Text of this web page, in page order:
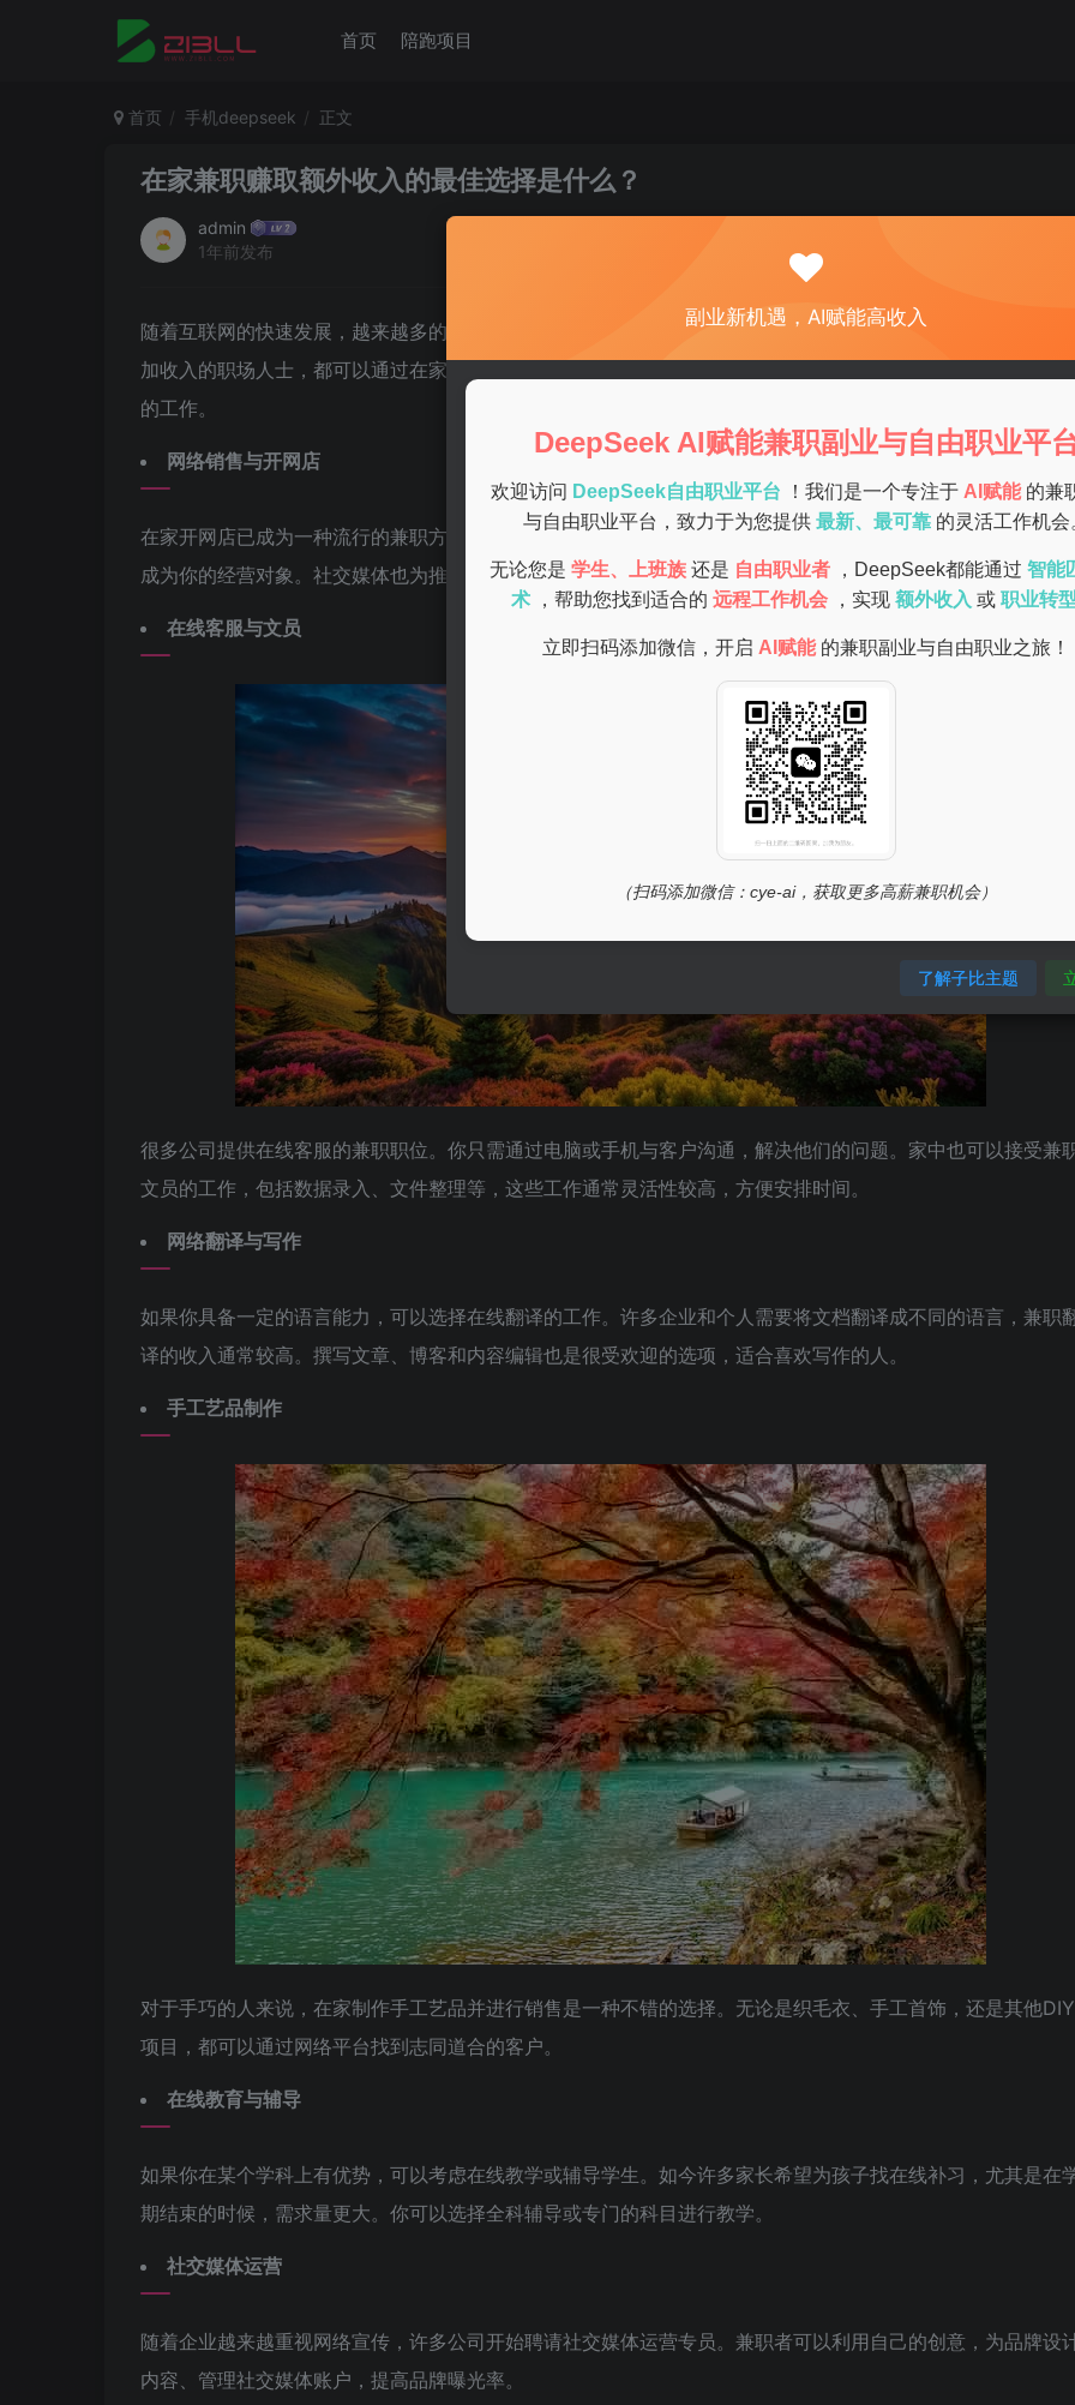
首页 陪跑项目
首页 手机deepseek 正文
在家兼职赚取额外收入的最佳选择是什么？
admin
1年前发布
随着互联网的快速发展，越来越多的人开始关注在家兼职的机会。无论是全职工作者、宝妈、学生，还是希望
加收入的职场人士，都可以通过在家兼职实现经济独立。以下是一些热门的在家兼职选择，帮助你找到适合自
的工作。
网络销售与开网店
在家开网店已成为一种流行的兼职方式。利用电商平台，你可以销售各种商品，从手工艺品到数码产品，都可
成为你的经营对象。社交媒体也为推广产品提供了广阔的空间，吸引更多的潜在客户。
在线客服与文员
很多公司提供在线客服的兼职职位。你只需通过电脑或手机与客户沟通，解决他们的问题。家中也可以接受兼
文员的工作，包括数据录入、文件整理等，这些工作通常灵活性较高，方便安排时间。
网络翻译与写作
如果你具备一定的语言能力，可以选择在线翻译的工作。许多企业和个人需要将文档翻译成不同的语言，兼职
译的收入通常较高。撰写文章、博客和内容编辑也是很受欢迎的选项，适合喜欢写作的人。
手工艺品制作
对于手巧的人来说，在家制作手工艺品并进行销售是一种不错的选择。无论是织毛衣、手工首饰，还是其他DIY
项目，都可以通过网络平台找到志同道合的客户。
在线教育与辅导
如果你在某个学科上有优势，可以考虑在线教学或辅导学生。如今许多家长希望为孩子找在线补习，尤其是在
期结束的时候，需求量更大。你可以选择全科辅导或专门的科目进行教学。
社交媒体运营
随着企业越来越重视网络宣传，许多公司开始聘请社交媒体运营专员。兼职者可以利用自己的创意，为品牌设
内容、管理社交媒体账户，提高品牌曝光率。
副业新机遇，AI赋能高收入
DeepSeek AI赋能兼职副业与自由职业平
欢迎访问 DeepSeek自由职业平台 ！我们是一个专注于 AI赋能 的兼
与自由职业平台，致力于为您提供 最新、最可靠 的灵活工作机会
无论您是 学生、上班族 还是 自由职业者 ，DeepSeek都能通过 智能
术
，帮助您找到适合的 远程工作机会 ，实现 额外收入 或 职业转
立即扫码添加微信，开启 AI赋能 的兼职副业与自由职业之旅！
（扫码添加微信：cye-ai，获取更多高薪兼职机会）
了解子比主题